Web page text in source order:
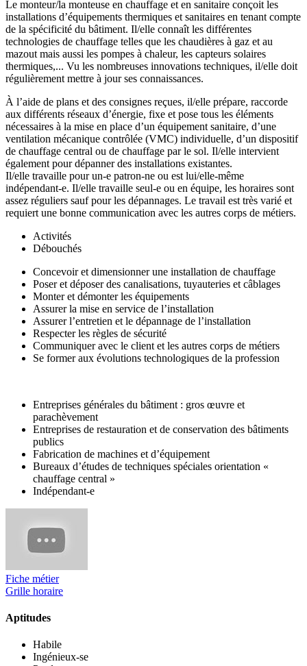
Le monteur/la monteuse en chauffage et en sanitaire conçoit les
installations d’équipements thermiques et sanitaires en tenant compte
de la spécificité du bâtiment. Il/elle connaît les différentes
technologies de chauffage telles que les chaudières à gaz et au
mazout mais aussi les pompes à chaleur, les capteurs solaires
thermiques,... Vu les nombreuses innovations techniques, il/elle doit
régulièrement mettre à jour ses connaissances.
À l’aide de plans et des consignes reçues, il/elle prépare, raccorde
aux différents réseaux d’énergie, fixe et pose tous les éléments
nécessaires à la mise en place d’un équipement sanitaire, d’une
ventilation mécanique contrôlée (VMC) individuelle, d’un dispositif
de chauffage central ou de chauffage par le sol. Il/elle intervient
également pour dépanner des installations existantes.
Il/elle travaille pour un-e patron-ne ou est lui/elle-même
indépendant-e. Il/elle travaille seul-e ou en équipe, les horaires sont
assez réguliers sauf pour les dépannages. Le travail est très varié et
requiert une bonne communication avec les autres corps de métiers.
Activités
Débouchés
Concevoir et dimensionner une installation de chauffage
Poser et déposer des canalisations, tuyauteries et câblages
Monter et démonter les équipements
Assurer la mise en service de l’installation
Assurer l’entretien et le dépannage de l’installation
Respecter les règles de sécurité
Communiquer avec le client et les autres corps de métiers
Se former aux évolutions technologiques de la profession
Entreprises générales du bâtiment : gros œuvre et
parachèvement
Entreprises de restauration et de conservation des bâtiments
publics
Fabrication de machines et d’équipement
Bureaux d’études de techniques spéciales orientation «
chauffage central »
Indépendant-e
Fiche métier
Grille horaire
Aptitudes
Habile
Ingénieux-se